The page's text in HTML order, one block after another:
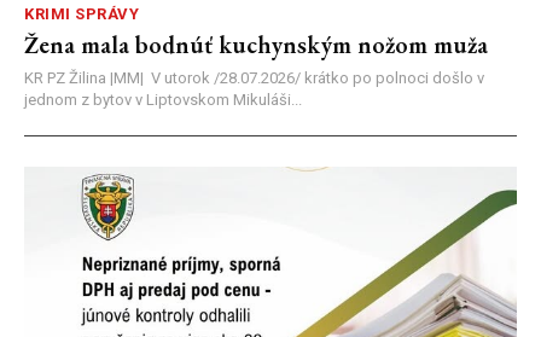
KRIMI SPRÁVY
Žena mala bodnúť kuchynským nožom muža
KR PZ Žilina |MM| V utorok /28.07.2026/ krátko po polnoci došlo v
jednom z bytov v Liptovskom Mikuláši...